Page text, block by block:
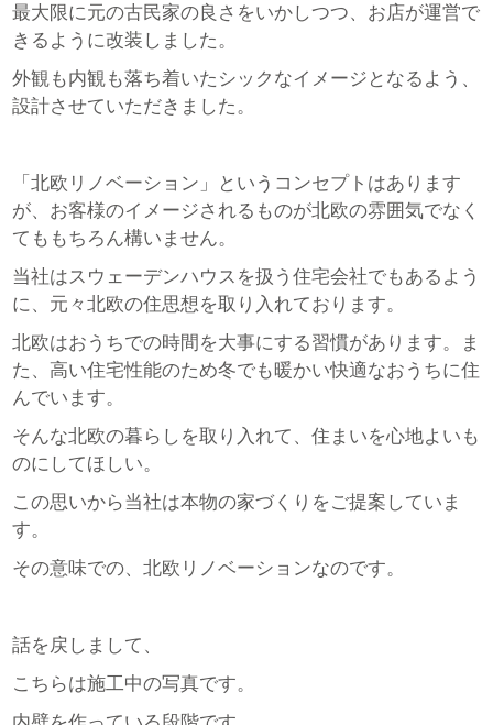
最大限に元の古民家の良さをいかしつつ、お店が運営で
きるように改装しました。
外観も内観も落ち着いたシックなイメージとなるよう、
設計させていただきました。
「北欧リノベーション」というコンセプトはあります
が、お客様のイメージされるものが北欧の雰囲気でなく
てももちろん構いません。
当社はスウェーデンハウスを扱う住宅会社でもあるよう
に、元々北欧の住思想を取り入れております。
北欧はおうちでの時間を大事にする習慣があります。ま
た、高い住宅性能のため冬でも暖かい快適なおうちに住
んでいます。
そんな北欧の暮らしを取り入れて、住まいを心地よいも
のにしてほしい。
この思いから当社は本物の家づくりをご提案していま
す。
その意味での、北欧リノベーションなのです。
話を戻しまして、
こちらは施工中の写真です。